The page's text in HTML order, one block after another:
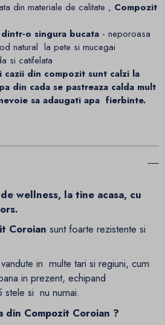
din materiale de calitate , Compozit
o singura bucata - neporoasa
natural la pete si mucegai
si catifelata
cazii din compozit sunt calzi la
din cada se pastreaza calda mult
sa adaugati apa fierbinte.
wellness, la tine acasa, cu
Coroian sunt foarte rezistente si
in multe tari si regiuni, cum
in prezent, echipand
stele si nu numai.
din Compozit Coroian ?